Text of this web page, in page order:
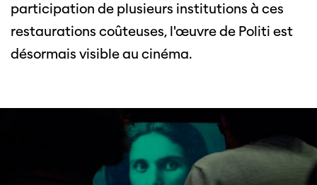
participation de plusieurs institutions à ces
restaurations coûteuses, l'œuvre de Politi est
désormais visible au cinéma.